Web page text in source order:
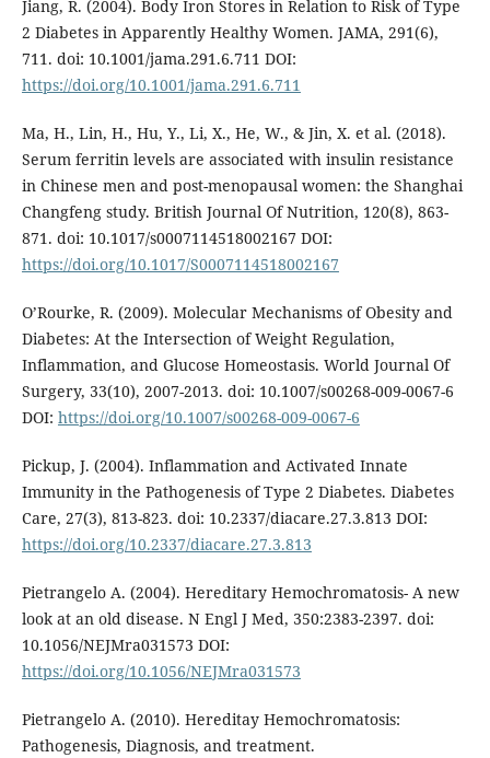
Jiang, R. (2004). Body Iron Stores in Relation to Risk of Type
2 Diabetes in Apparently Healthy Women. JAMA, 291(6),
711. doi: 10.1001/jama.291.6.711 DOI:
https://doi.org/10.1001/jama.291.6.711
Ma, H., Lin, H., Hu, Y., Li, X., He, W., & Jin, X. et al. (2018).
Serum ferritin levels are associated with insulin resistance
in Chinese men and post-menopausal women: the Shanghai
Changfeng study. British Journal Of Nutrition, 120(8), 863-
871. doi: 10.1017/s0007114518002167 DOI:
https://doi.org/10.1017/S0007114518002167
O’Rourke, R. (2009). Molecular Mechanisms of Obesity and
Diabetes: At the Intersection of Weight Regulation,
Inflammation, and Glucose Homeostasis. World Journal Of
Surgery, 33(10), 2007-2013. doi: 10.1007/s00268-009-0067-6
DOI: https://doi.org/10.1007/s00268-009-0067-6
Pickup, J. (2004). Inflammation and Activated Innate
Immunity in the Pathogenesis of Type 2 Diabetes. Diabetes
Care, 27(3), 813-823. doi: 10.2337/diacare.27.3.813 DOI:
https://doi.org/10.2337/diacare.27.3.813
Pietrangelo A. (2004). Hereditary Hemochromatosis- A new
look at an old disease. N Engl J Med, 350:2383-2397. doi:
10.1056/NEJMra031573 DOI:
https://doi.org/10.1056/NEJMra031573
Pietrangelo A. (2010). Hereditay Hemochromatosis:
Pathogenesis, Diagnosis, and treatment.